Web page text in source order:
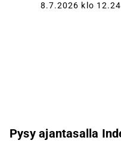
8.7.2026 klo 12.24
Pysy ajantasalla